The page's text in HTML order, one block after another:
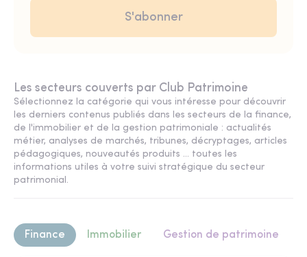
Les secteurs couverts par Club Patrimoine
Sélectionnez la catégorie qui vous intéresse pour découvrir
les derniers contenus publiés dans les secteurs de la finance,
de l'immobilier et de la gestion patrimoniale : actualités
métier, analyses de marchés, tribunes, décryptages, articles
pédagogiques, nouveautés produits ... toutes les
informations utiles à votre suivi stratégique du secteur
patrimonial.
Finance Immobilier Gestion de patrimoine